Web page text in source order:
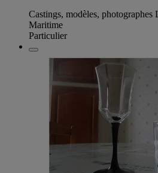
Castings, modèles, photographes
Maritime
Particulier